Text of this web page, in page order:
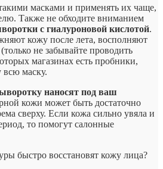
масками и применять их чаще,
Также не обходите вниманием
с гиалуроновой кислотой.
кожу после лета, восполняют
не забывайте проводить
магазинах есть пробники,
всю маску.
наносят под ваш
кожи может быть достаточно
сверху. Если кожа сильно увяла и
то помогут салонные
быстро восстановят кожу лица?